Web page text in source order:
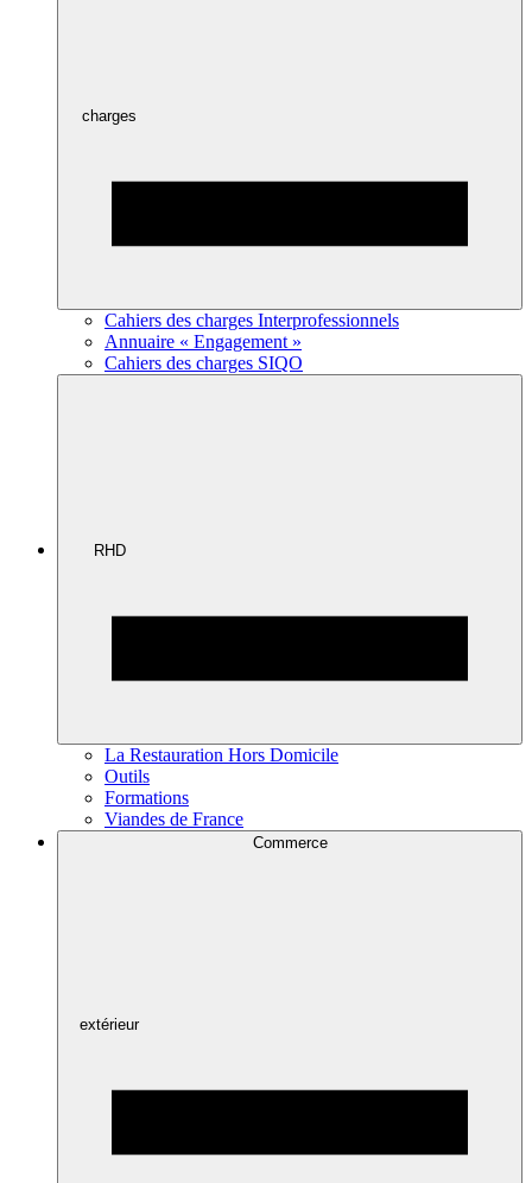
charges
Cahiers des charges Interprofessionnels
Annuaire « Engagement »
Cahiers des charges SIQO
RHD
La Restauration Hors Domicile
Outils
Formations
Viandes de France
Commerce
extérieur